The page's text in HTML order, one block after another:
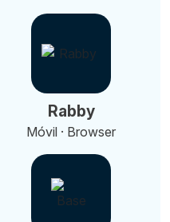
Rabby
Móvil · Browser